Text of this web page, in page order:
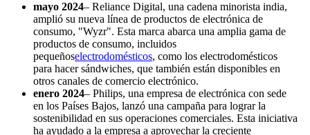
mayo 2024– Reliance Digital, una cadena minorista india,
amplió su nueva línea de productos de electrónica de
consumo, "Wyzr". Esta marca abarca una amplia gama de
productos de consumo, incluidos
pequeñoselectrodomésticos, como los electrodomésticos
para hacer sándwiches, que también están disponibles en
otros canales de comercio electrónico.
enero 2024– Philips, una empresa de electrónica con sede
en los Países Bajos, lanzó una campaña para lograr la
sostenibilidad en sus operaciones comerciales. Esta iniciativa
ha ayudado a la empresa a aprovechar la creciente